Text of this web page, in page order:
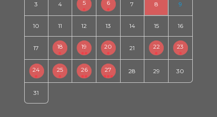
3 4 5 6 7 8 9
10 11 12 13 14 15 16
17 18 19 20 21 22 23
24 25 26 27 28 29 30
31